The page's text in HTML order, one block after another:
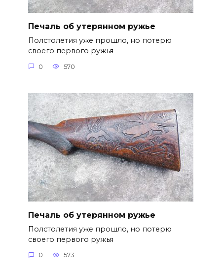
Печаль об утерянном ружье
Полстолетия уже прошло, но потерю
своего первого ружья
0 570
Печаль об утерянном ружье
Полстолетия уже прошло, но потерю
своего первого ружья
0 573